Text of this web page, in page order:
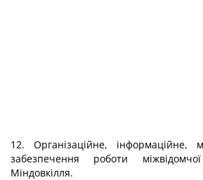
12. Організаційне, інформаційне,
забезпечення роботи
Міндовкілля.